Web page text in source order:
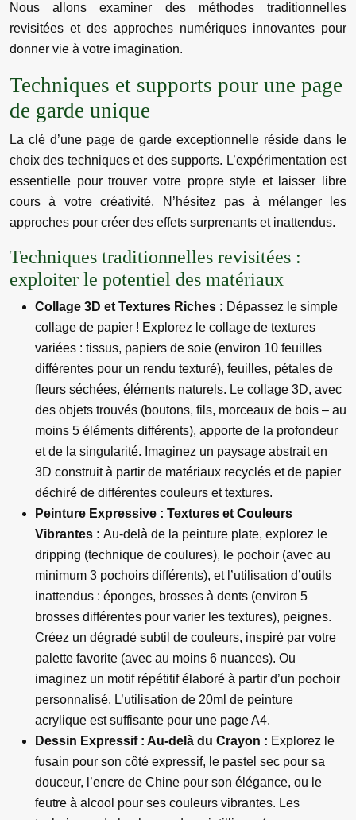
Nous allons examiner des méthodes traditionnelles
revisitées et des approches numériques innovantes pour
donner vie à votre imagination.
Techniques et supports pour une page
de garde unique
La clé d’une page de garde exceptionnelle réside dans le
choix des techniques et des supports. L’expérimentation est
essentielle pour trouver votre propre style et laisser libre
cours à votre créativité. N’hésitez pas à mélanger les
approches pour créer des effets surprenants et inattendus.
Techniques traditionnelles revisitées :
exploiter le potentiel des matériaux
Collage 3D et Textures Riches : Dépassez le simple
collage de papier ! Explorez le collage de textures
variées : tissus, papiers de soie (environ 10 feuilles
différentes pour un rendu texturé), feuilles, pétales de
fleurs séchées, éléments naturels. Le collage 3D, avec
des objets trouvés (boutons, fils, morceaux de bois – au
moins 5 éléments différents), apporte de la profondeur
et de la singularité. Imaginez un paysage abstrait en
3D construit à partir de matériaux recyclés et de papier
déchiré de différentes couleurs et textures.
Peinture Expressive : Textures et Couleurs
Vibrantes : Au-delà de la peinture plate, explorez le
dripping (technique de coulures), le pochoir (avec au
minimum 3 pochoirs différents), et l’utilisation d’outils
inattendus : éponges, brosses à dents (environ 5
brosses différentes pour varier les textures), peignes.
Créez un dégradé subtil de couleurs, inspiré par votre
palette favorite (avec au moins 6 nuances). Ou
imaginez un motif répétitif élaboré à partir d’un pochoir
personnalisé. L’utilisation de 20ml de peinture
acrylique est suffisante pour une page A4.
Dessin Expressif : Au-delà du Crayon : Explorez le
fusain pour son côté expressif, le pastel sec pour sa
douceur, l’encre de Chine pour son élégance, ou le
feutre à alcool pour ses couleurs vibrantes. Les